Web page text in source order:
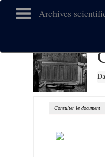
Archives
Consulter le document